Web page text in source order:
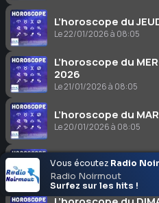
L’horoscope du
Le 22/01/2026 à 08:05
L’horoscope du
2026
Le 21/01/2026 à 08:05
L’horoscope du
Le 20/01/2026 à 08:05
L’horoscope du
Le 19/01/2026 à 08:05
Vous écoutez Radio
Radio Noirmout
Surfez sur les hits !